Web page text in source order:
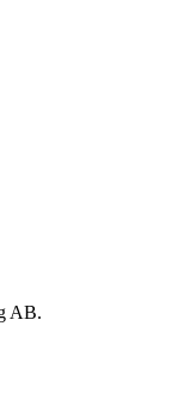
AB.